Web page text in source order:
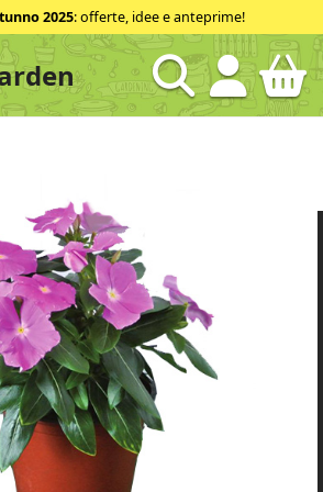
2025: offerte, idee e anteprime!